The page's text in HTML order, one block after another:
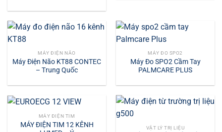
MÁY ĐIỆN NÃO
Máy Điện Não KT88 CONTEC
– Trung Quốc
MÁY ĐO SPO2
Máy Đo SPO2 Cầm Tay
PALMCARE PLUS
MÁY ĐIỆN TIM
MÁY ĐIỆN TIM 12 KÊNH
VẬT LÝ TRỊ LIỆU